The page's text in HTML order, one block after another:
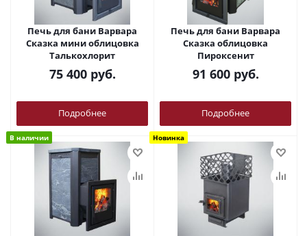
Печь для бани Варвара
Сказка мини облицовка
Талькохлорит
75 400руб.
Подробнее
Печь для бани Варвара
Сказка облицовка
Пироксенит
91 600руб.
Подробнее
В наличии Новинка